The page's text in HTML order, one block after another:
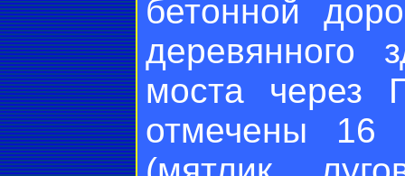
бетонной
деревянного
моста через
отмечены 16